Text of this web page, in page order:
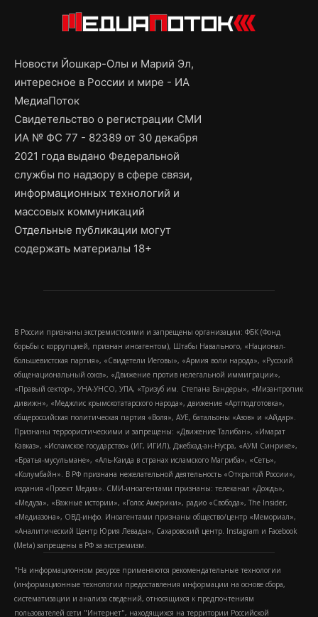
Новости Йошкар-Олы и Марий Эл,
интересное в России и мире - ИА
МедиаПоток
Свидетельство о регистрации СМИ
ИА № ФС 77 - 82389 от 30 декабря
2021 года выдано Федеральной
службы по надзору в сфере связи,
информационных технологий и
массовых коммуникаций
Отдельные публикации могут
содержать материалы 18+
В России признаны экстремистскими и запрещены организации: ФБК (Фонд
борьбы с коррупцией, признан иноагентом), Штабы Навального, «Национал-
большевистская партия», «Свидетели Иеговы», «Армия воли народа», «Русский
общенациональный союз», «Движение против нелегальной иммиграции»,
«Правый сектор», УНА-УНСО, УПА, «Тризуб им. Степана Бандеры», «Мизантропик
дивижн», «Меджлис крымскотатарского народа», движение «Артподготовка»,
общероссийская политическая партия «Воля», АУЕ, батальоны «Азов» и «Айдар».
Признаны террористическими и запрещены: «Движение Талибан», «Имарат
Кавказ», «Исламское государство» (ИГ, ИГИЛ), Джебхад-ан-Нусра, «АУМ Синрике»,
«Братья-мусульмане», «Аль-Каида в странах исламского Магриба», «Сеть»,
«Колумбайн». В РФ признана нежелательной деятельность «Открытой России»,
издания «Проект Медиа». СМИ-иноагентами признаны: телеканал «Дождь»,
«Медуза», «Важные истории», «Голос Америки», радио «Свобода», The Insider,
«Медиазона», ОВД-инфо. Иноагентами признаны общество/центр «Мемориал»,
«Аналитический Центр Юрия Левады», Сахаровский центр. Instagram и Facebook
(Metа) запрещены в РФ за экстремизм.
"На информационном ресурсе применяются рекомендательные технологии
(информационные технологии предоставления информации на основе сбора,
систематизации и анализа сведений, относящихся к предпочтениям
пользователей сети "Интернет", находящихся на территории Российской